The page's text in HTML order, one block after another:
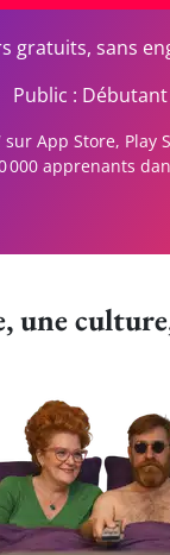
gratuits, sans
Public :
sur App Store, Play
000 apprenants
une